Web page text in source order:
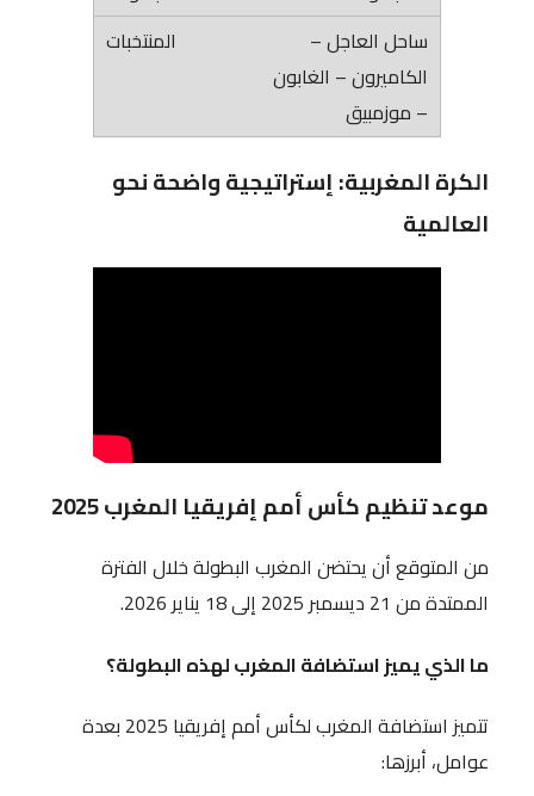
ساحل العاجل –
الكاميرون – الغابون
– موزمبيق
الكرة المغربية: إستراتيجية واضحة نحو
العالمية
موعد تنظيم كأس أمم إفريقيا المغرب 2025
من المتوقع أن يحتضن المغرب البطولة خلال الفترة
الممتدة من 21 ديسمبر 2025 إلى 18 يناير 2026.
ما الذي يميز استضافة المغرب لهذه البطولة؟
تتميز استضافة المغرب لكأس أمم إفريقيا 2025 بعدة
عوامل، أبرزها: